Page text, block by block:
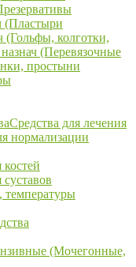
(Пластыри
(Гольфы, колготки,
(Перевязочные
простыни
Средства для лечения
нормализации
костей
температуры
(Мочегонные,